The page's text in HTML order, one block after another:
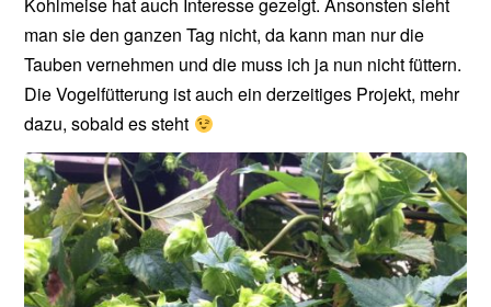
man sie den ganzen Tag nicht, da kann man nur die
Tauben vernehmen und die muss ich ja nun nicht füttern.
Die Vogelfütterung ist auch ein derzeitiges Projekt, mehr
dazu, sobald es steht